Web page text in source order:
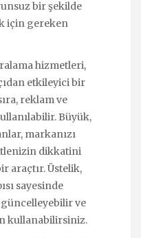
bir şekilde
için gereken
hizmetleri,
etkileyici bir
reklam ve
Büyük,
markanızı
dikkatini
araçtır. Üstelik,
sayesinde
ve
kullanabilirsiniz.